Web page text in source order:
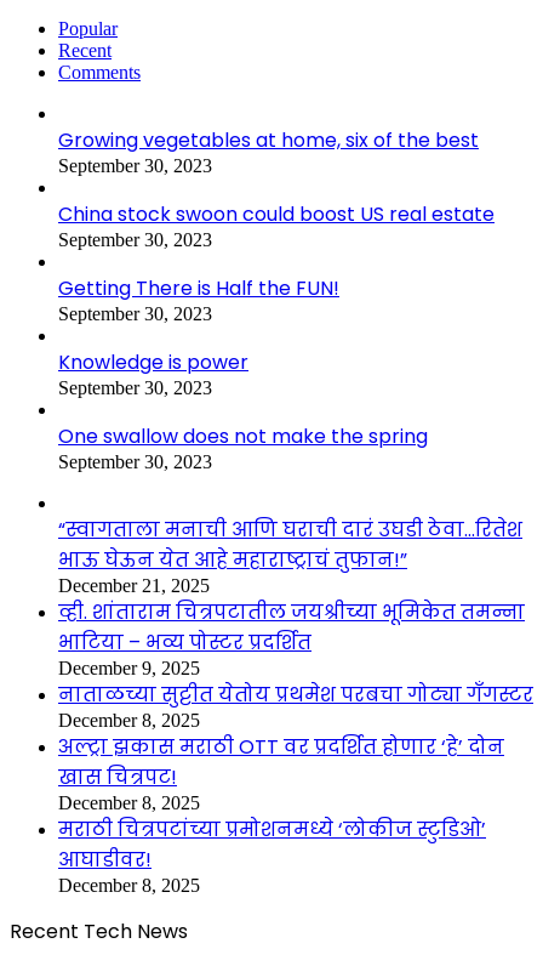
Popular
Recent
Comments
Growing vegetables at home, six of the best
September 30, 2023
China stock swoon could boost US real estate
September 30, 2023
Getting There is Half the FUN!
September 30, 2023
Knowledge is power
September 30, 2023
One swallow does not make the spring
September 30, 2023
“स्वागताला मनाची आणि घराची दारं उघडी ठेवा…रितेश
भाऊ घेऊन येत आहे महाराष्ट्राचं तुफान!”
December 21, 2025
व्ही. शांताराम चित्रपटातील जयश्रीच्या भूमिकेत तमन्ना
भाटिया – भव्य पोस्टर प्रदर्शित
December 9, 2025
नाताळच्या सुट्टीत येतोय प्रथमेश परबचा गोट्या गँगस्टर
December 8, 2025
अल्ट्रा झकास मराठी OTT वर प्रदर्शित होणार ‘हे’ दोन
खास चित्रपट!
December 8, 2025
मराठी चित्रपटांच्या प्रमोशनमध्ये ‘लोकीज स्टुडिओ’
आघाडीवर!
December 8, 2025
Recent Tech News